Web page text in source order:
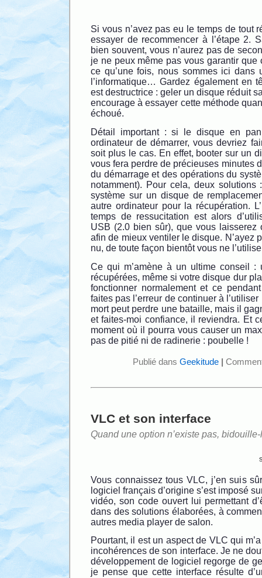
Si vous n’avez pas eu le temps de tout
essayer de recommencer à l’étape 2.
bien souvent, vous n’aurez pas de
je ne peux même pas vous garantir que
ce qu’une fois, nous sommes ici dans
l’informatique… Gardez également en
est destructrice : geler un disque réduit
encourage à essayer cette méthode
échoué.
Détail important : si le disque en
ordinateur de démarrer, vous devriez
soit plus le cas. En effet, booter sur un
vous fera perdre de précieuses minutes
du démarrage et des opérations du
notamment). Pour cela, deux solutions
système sur un disque de
autre ordinateur pour la récupération.
temps de ressucitation est alors
USB (2.0 bien sûr), que vous laisserez
afin de mieux ventiler le disque. N’ayez
nu, de toute façon bientôt vous ne
Ce qui m’amène à un ultime conseil :
récupérées, même si votre disque dur
fonctionner normalement et ce
faites pas l’erreur de continuer à
mort peut perdre une bataille, mais il
et faites-moi confiance, il reviendra. Et
moment où il pourra vous causer un
pas de pitié ni de radinerie : poubelle !
Publié dans Geekitude
VLC et son interface
Quand une option n’existe pas,
Vous connaissez tous VLC, j’en suis
logiciel français d’origine s’est imposé
vidéo, son code ouvert lui permettant
dans des solutions élaborées, à
autres media player de salon.
Pourtant, il est un aspect de VLC qui
incohérences de son interface. Je ne
développement de logiciel regorge de
je pense que cette interface résulte